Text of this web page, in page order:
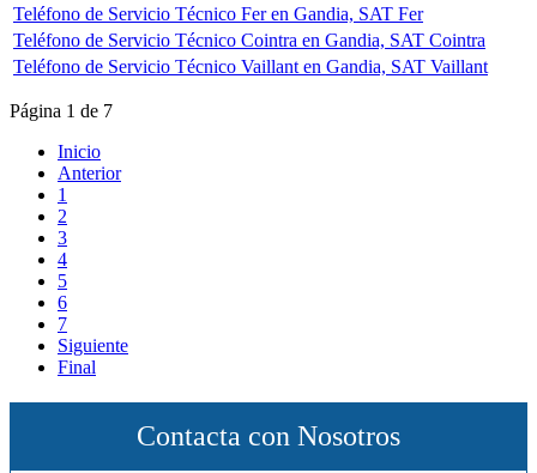
Teléfono de Servicio Técnico Fer en Gandia, SAT Fer
Teléfono de Servicio Técnico Cointra en Gandia, SAT Cointra
Teléfono de Servicio Técnico Vaillant en Gandia, SAT Vaillant
Página 1 de 7
Inicio
Anterior
1
2
3
4
5
6
7
Siguiente
Final
Contacta con Nosotros